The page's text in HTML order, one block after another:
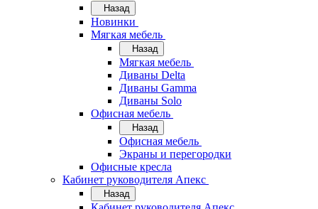
Назад
Новинки
Мягкая мебель
Назад
Мягкая мебель
Диваны Delta
Диваны Gamma
Диваны Solo
Офисная мебель
Назад
Офисная мебель
Экраны и перегородки
Офисные кресла
Кабинет руководителя Апекс
Назад